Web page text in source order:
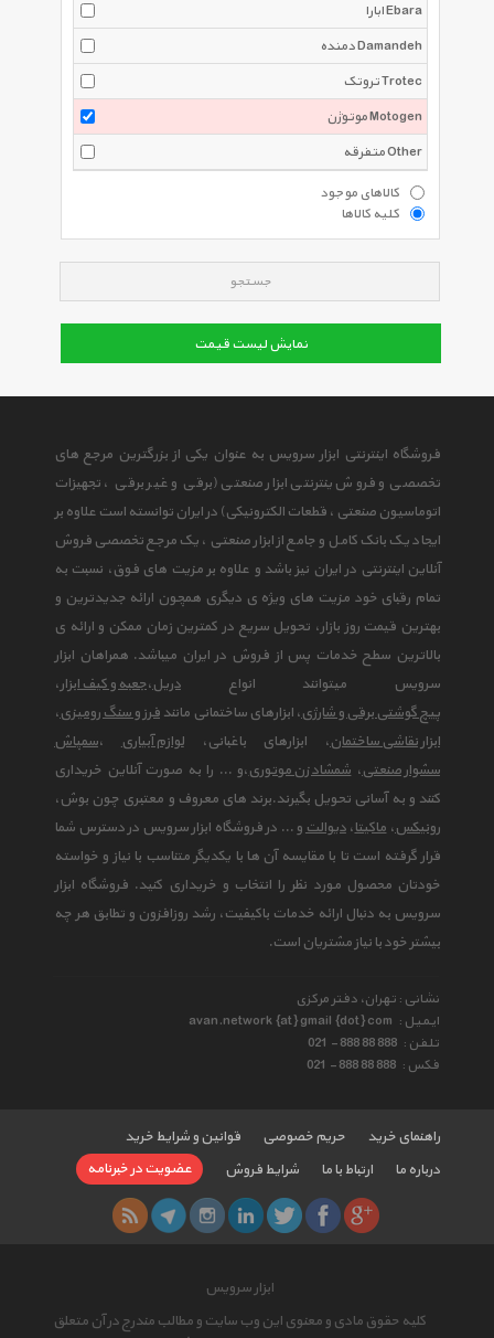
ابارا Ebara
دمنده Damandeh
تروتک Trotec
موتوژن Motogen
متفرقه Other
کالاهای موجود
کلیه کالاها
جستجو
نمایش لیست قیمت
فروشگاه اینترنتی ابزار سرویس به عنوان یکی از بزرگترین مرجع های
تخصصی و فروش ینترنتی ابزار صنعتی (برقی و غیر برقی ، تجهیزات
اتوماسیون صنعتی ، قطعات الکترونیکی) در ایران توانسته است علاوه بر
ایجاد یک بانک کامل و جامع از ابزار صنعتی ، یک مرجع تخصصی فروش
آنلاین اینترنتی در ایران نیز باشد و علاوه بر مزیت های فوق، نسبت به
تمام رقبای خود مزیت های ویژه ی دیگری همچون ارائه جدیدترین و
بهترین قیمت روز بازار، تحویل سریع در کمترین زمان ممکن و ارائه ی
بالاترین سطح خدمات پس از فروش در ایران میباشد. همراهان ابزار
سرویس میتوانند انواع دریل،جعبه و کیف ابزار،
پیچ گوشتی برقی و شارژی، ابزارهای ساختمانی مانند فرز و سنگ رومیزی،
ابزار نقاشی ساختمان، ابزارهای باغبانی،لوازم آبیاری ،سمپاش
سشوار صنعتی،شمشاد زن موتوری،و ... را به صورت آنلاین خریداری
کنند و به آسانی تحویل بگیرند.برند های معروف و معتبری چون بوش،
رونیکس،ماکیتا،دیوالتو ... در فروشگاه ابزار سرویس در دسترس شما
قرار گرفته است تا با مقایسه آن ها با یکدیگر متناسب با نیاز و خواسته
خودتان محصول مورد نظر را انتخاب و خریداری کنید. فروشگاه ابزار
سرویس به دنبال ارائه خدمات باکیفیت، رشد روزافزون و تطابق هر چه
بیشتر خود با نیاز مشتریان است.
نشانی : تهران، دفتر مرکزی
ایمیل : avan.network {at} gmail {dot} com
تلفن : 021 - 888 88 888
فکس : 021 - 888 88 888
راهنمای خرید حریم خصوصی
قوانین و شرایط خرید
درباره ما
ارتباط با ما شرایط فروش عضویت در خبرنامه
ابزار سرویس
کلیه حقوق مادی و معنوی این وب سایت و مطالب مندرج در آن متعلق